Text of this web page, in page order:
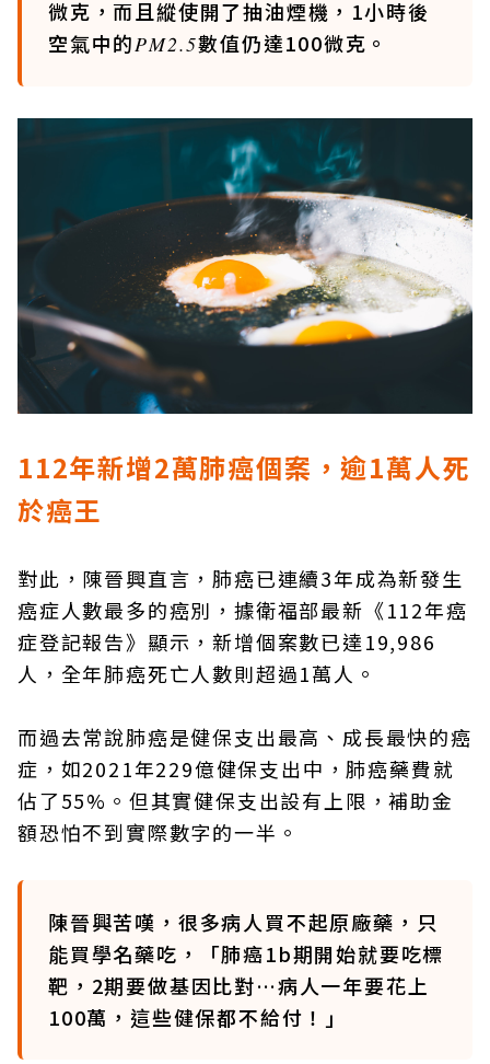
微克，而且縱使開了抽油煙機，1小時後
空氣中的PM2.5數值仍達100微克。
112年新增2萬肺癌個案，逾1萬人死
於癌王
對此，陳晉興直言，肺癌已連續3年成為新發生
癌症人數最多的癌別，據衛福部最新《112年癌
症登記報告》顯示，新增個案數已達19,986
人，全年肺癌死亡人數則超過1萬人。
而過去常說肺癌是健保支出最高、成長最快的癌
症，如2021年229億健保支出中，肺癌藥費就
佔了55%。但其實健保支出設有上限，補助金
額恐怕不到實際數字的一半。
陳晉興苦嘆，很多病人買不起原廠藥，只
能買學名藥吃，「肺癌1b期開始就要吃標
靶，2期要做基因比對…病人一年要花上
100萬，這些健保都不給付！」